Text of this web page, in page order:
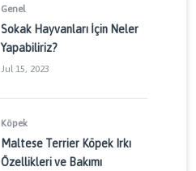
Genel
Sokak Hayvanları İçin Neler
Yapabiliriz?
Jul 15, 2023
Köpek
Maltese Terrier Köpek Irkı
Özellikleri ve Bakımı